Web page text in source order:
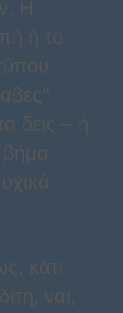
Η
ή το
δεις – ή
βήμα
κάτι
ναι,